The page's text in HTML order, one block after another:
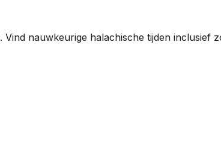
. Vind nauwkeurige halachische tijden inclusief